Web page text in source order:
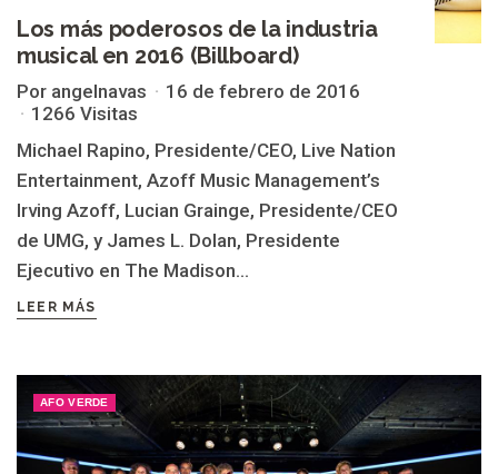
Los más poderosos de la industria
musical en 2016 (Billboard)
Por angelnavas
16 de febrero de 2016
1266 Visitas
Michael Rapino, Presidente/CEO, Live Nation
Entertainment, Azoff Music Management’s
Irving Azoff, Lucian Grainge, Presidente/CEO
de UMG, y James L. Dolan, Presidente
Ejecutivo en The Madison...
LEER MÁS
AFO VERDE